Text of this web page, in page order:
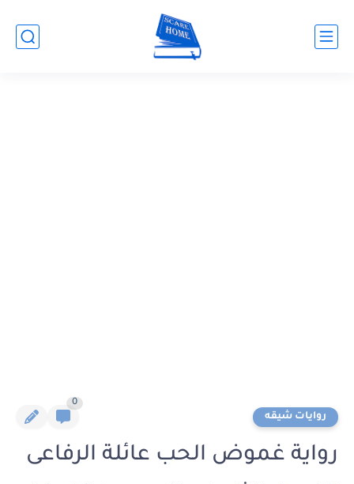
روايات شيقه
0
رواية غموض الحب عائلة الرفاعى